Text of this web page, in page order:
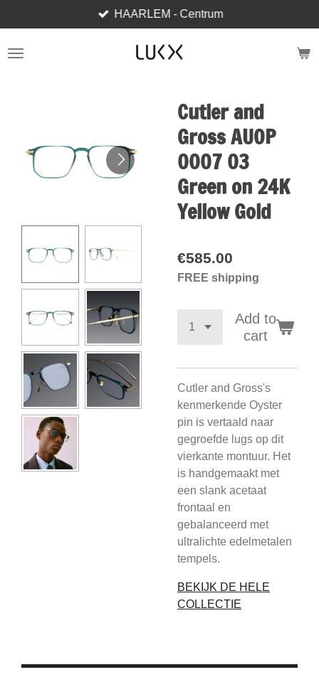
to
main
HAARLEM - Centrum
Cutler and
Gross AUOP
0007 03
Green on 24K
Yellow Gold
€585.00
FREE shipping
Add to
cart
Cutler and Gross's
kenmerkende Oyster
pin is vertaald naar
gegroefde lugs op dit
vierkante montuur. Het
is handgemaakt met
een slank acetaat
frontaal en
gebalanceerd met
ultralichte edelmetalen
tempels.
BEKIJK DE HELE
COLLECTIE